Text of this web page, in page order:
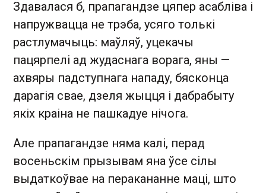
Здавалася б, прапагандзе цяпер асабліва і
напружвацца не трэба, усяго толькі
растлумачыць: маўляў, уцекачы
пацярпелі ад жудаснага ворага, яны —
ахвяры падступнага нападу, бясконца
дарагія свае, дзеля жыцця і дабрабыту
якіх краіна не пашкадуе нічога.
Але прапагандзе няма калі, перад
восеньскім прызывам яна ўсе сілы
выдаткоўвае на перакананне маці, што